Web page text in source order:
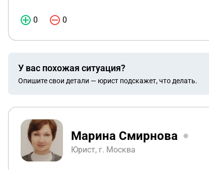
0 0
У вас похожая ситуация?
Опишите свои детали — юрист подскажет, что делать.
Марина Смирнова
Юрист, г. Москва